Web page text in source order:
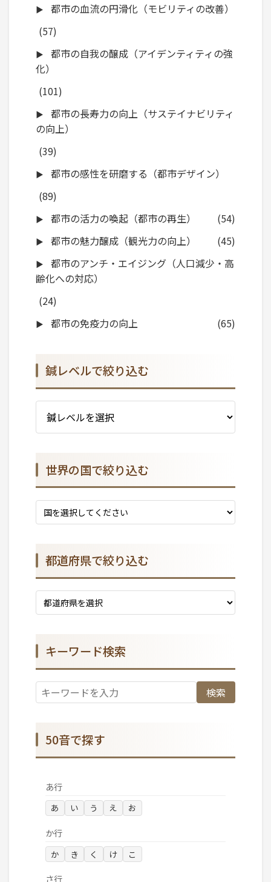
都市の血流の円滑化（モビリティの改善）
(57)
都市の自我の醸成（アイデンティティの強
化）
(101)
都市の長寿力の向上（サステイナビリティ
の向上）
(39)
都市の感性を研磨する（都市デザイン）
(89)
都市の活力の喚起（都市の再生）
(54)
都市の魅力醸成（観光力の向上）
(45)
都市のアンチ・エイジング（人口減少・高
齢化への対応）
(24)
都市の免疫力の向上
(65)
鍼レベルで絞り込む
世界の国で絞り込む
都道府県で絞り込む
キーワード検索
検索
50音で探す
あ行
あ い う え お
か行
か き く け こ
さ行